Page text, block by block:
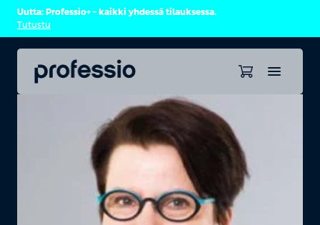
Uutta: Professio+ – kaikki yhdessä tilauksessa.
Tutustu